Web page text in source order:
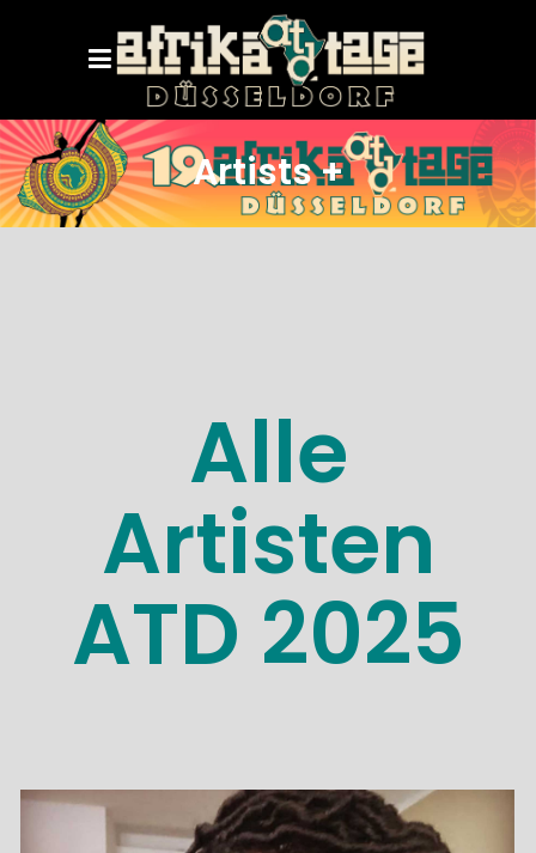
Artists +
Alle
Artisten
ATD 2025